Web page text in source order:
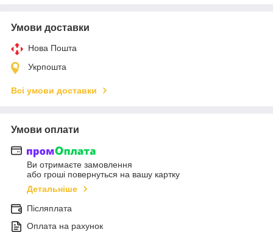
Умови доставки
Нова Пошта
Укрпошта
Всі умови доставки
Умови оплати
Ви отримаєте замовлення
або гроші повернуться на вашу картку
Детальніше
Післяплата
Оплата на рахунок